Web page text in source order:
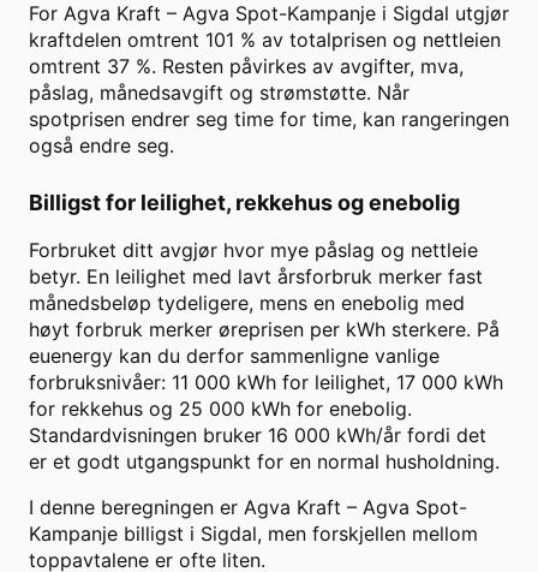
For Agva Kraft – Agva Spot-Kampanje i Sigdal utgjør
kraftdelen omtrent 101 % av totalprisen og nettleien
omtrent 37 %. Resten påvirkes av avgifter, mva,
påslag, månedsavgift og strømstøtte. Når
spotprisen endrer seg time for time, kan rangeringen
også endre seg.
Billigst for leilighet, rekkehus og enebolig
Forbruket ditt avgjør hvor mye påslag og nettleie
betyr. En leilighet med lavt årsforbruk merker fast
månedsbeløp tydeligere, mens en enebolig med
høyt forbruk merker øreprisen per kWh sterkere. På
euenergy kan du derfor sammenligne vanlige
forbruksnivåer: 11 000 kWh for leilighet, 17 000 kWh
for rekkehus og 25 000 kWh for enebolig.
Standardvisningen bruker 16 000 kWh/år fordi det
er et godt utgangspunkt for en normal husholdning.
I denne beregningen er Agva Kraft – Agva Spot-
Kampanje billigst i Sigdal, men forskjellen mellom
toppavtalene er ofte liten.